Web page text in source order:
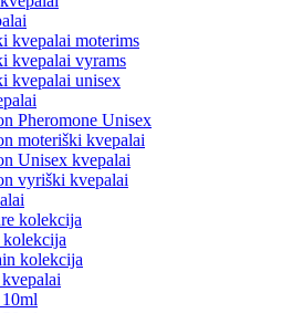
kvepalai moterims
kvepalai vyrams
kvepalai unisex
Pheromone Unisex
moteriški kvepalai
Unisex kvepalai
vyriški kvepalai
kolekcija
kolekcija